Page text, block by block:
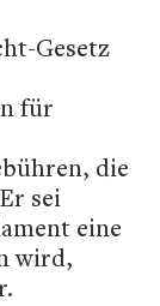
Gesetz
für
die
sei
eine
wird,